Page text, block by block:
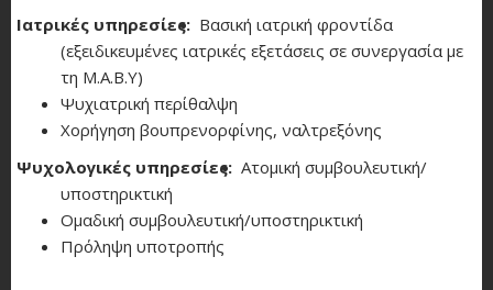
Ιατρικές υπηρεσίες
Βασική ιατρική φροντίδα
(εξειδικευμένες ιατρικές εξετάσεις σε συνεργασία με
τη Μ.Α.Β.Υ)
Ψυχιατρική περίθαλψη
Χορήγηση βουπρενορφίνης, ναλτρεξόνης
Ψυχολογικές υπηρεσίες Ατομική συμβουλευτική/
υποστηρικτική
Ομαδική συμβουλευτική/υποστηρικτική
Πρόληψη υποτροπής